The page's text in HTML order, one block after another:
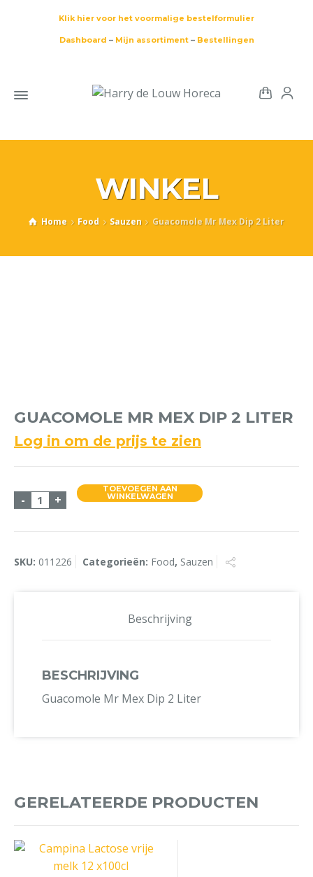
Klik hier voor het voormalige bestelformulier
Dashboard – Mijn assortiment– Bestellingen
WINKEL
Home Food Sauzen Guacomole Mr Mex Dip 2 Liter
GUACOMOLE MR MEX DIP 2 LITER
Log in om de prijs te zien
- Guacomole Mr Mex Dip 2 Liter aantal
+
TOEVOEGEN AAN
WINKELWAGEN
SKU: 011226 Categorieën: Food, Sauzen
Beschrijving
BESCHRIJVING
Guacomole Mr Mex Dip 2 Liter
GERELATEERDE PRODUCTEN